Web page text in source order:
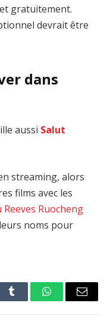
gratuitement.
devrait être
dans
aussi Salut
streaming, alors
films avec les
Reeves Ruocheng
noms pour
Tumblr WhatsAppEmail